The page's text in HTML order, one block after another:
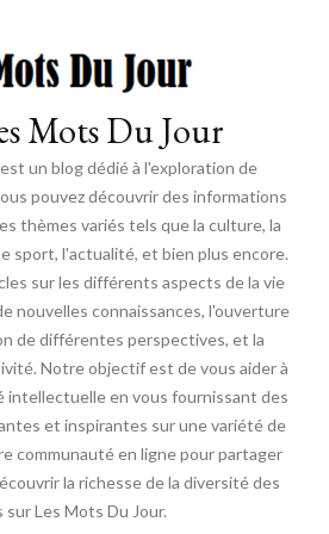
Mots Du Jour
un blog dédié à l'exploration de
pouvez découvrir des informations
thèmes variés tels que la culture, la
sport, l'actualité, et bien plus encore.
sur les différents aspects de la vie
nouvelles connaissances, l'ouverture
de différentes perspectives, et la
Notre objectif est de vous aider à
en vous fournissant des
et inspirantes sur une variété de
communauté en ligne pour partager
la richesse de la diversité des
sur Les Mots Du Jour.